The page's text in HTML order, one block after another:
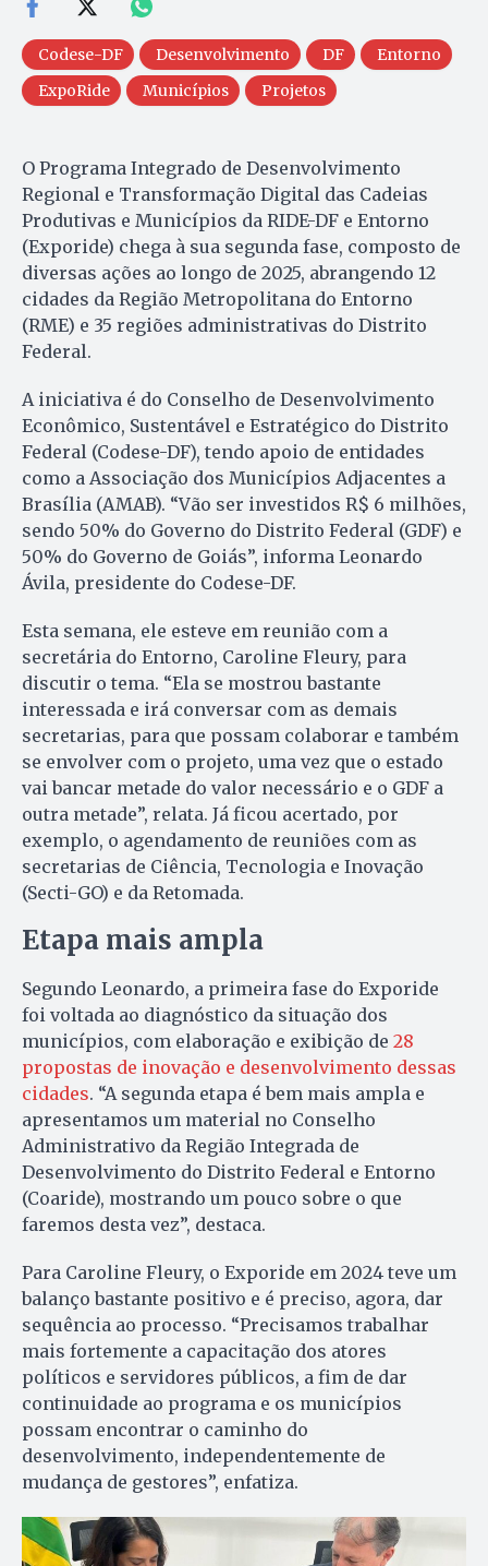
Codese-DF Desenvolvimento DF
Entorno
ExpoRide
Municípios Projetos
O Programa Integrado de Desenvolvimento
Regional e Transformação Digital das Cadeias
Produtivas e Municípios da RIDE-DF e Entorno
(Exporide) chega à sua segunda fase, composto de
diversas ações ao longo de 2025, abrangendo 12
cidades da Região Metropolitana do Entorno
(RME) e 35 regiões administrativas do Distrito
Federal.
A iniciativa é do Conselho de Desenvolvimento
Econômico, Sustentável e Estratégico do Distrito
Federal (Codese-DF), tendo apoio de entidades
como a Associação dos Municípios Adjacentes a
Brasília (AMAB). “Vão ser investidos R$ 6 milhões,
sendo 50% do Governo do Distrito Federal (GDF) e
50% do Governo de Goiás”, informa Leonardo
Ávila, presidente do Codese-DF.
Esta semana, ele esteve em reunião com a
secretária do Entorno, Caroline Fleury, para
discutir o tema. “Ela se mostrou bastante
interessada e irá conversar com as demais
secretarias, para que possam colaborar e também
se envolver com o projeto, uma vez que o estado
vai bancar metade do valor necessário e o GDF a
outra metade”, relata. Já ficou acertado, por
exemplo, o agendamento de reuniões com as
secretarias de Ciência, Tecnologia e Inovação
(Secti-GO) e da Retomada.
Etapa mais ampla
Segundo Leonardo, a primeira fase do Exporide
foi voltada ao diagnóstico da situação dos
municípios, com elaboração e exibição de 28
propostas de inovação e desenvolvimento dessas
cidades. “A segunda etapa é bem mais ampla e
apresentamos um material no Conselho
Administrativo da Região Integrada de
Desenvolvimento do Distrito Federal e Entorno
(Coaride), mostrando um pouco sobre o que
faremos desta vez”, destaca.
Para Caroline Fleury, o Exporide em 2024 teve um
balanço bastante positivo e é preciso, agora, dar
sequência ao processo. “Precisamos trabalhar
mais fortemente a capacitação dos atores
políticos e servidores públicos, a fim de dar
continuidade ao programa e os municípios
possam encontrar o caminho do
desenvolvimento, independentemente de
mudança de gestores”, enfatiza.